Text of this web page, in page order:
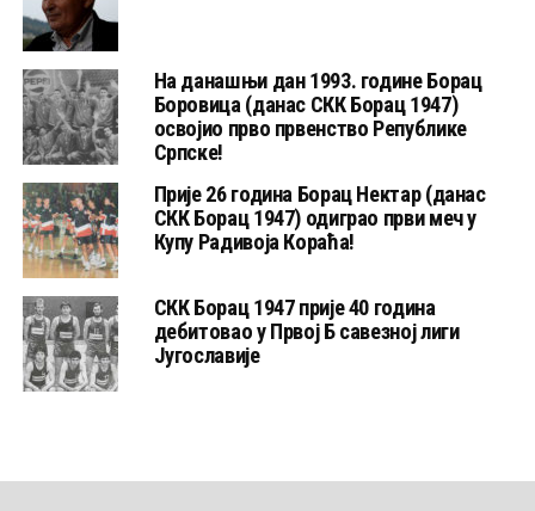
На данашњи дан 1993. године Борац
Боровица (данас СКК Борац 1947)
освојио прво првенство Републике
Српске!
Прије 26 година Борац Нектар (данас
СКК Борац 1947) одиграо први меч у
Купу Радивоја Кораћа!
СКК Борац 1947 прије 40 година
дебитовао у Првој Б савезној лиги
Југославије